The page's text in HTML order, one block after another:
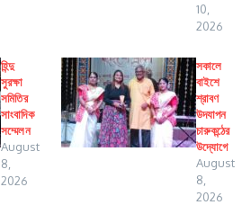
10,
2026
হিন্দু
সুরক্ষা
সমিতির
সাংবাদিক
সম্মেলন
August
8,
2026
সকালে
বাইশে
শ্রাবণ
উদযাপন
চারুকন্ঠের
উদ্যোগে
August
8,
2026